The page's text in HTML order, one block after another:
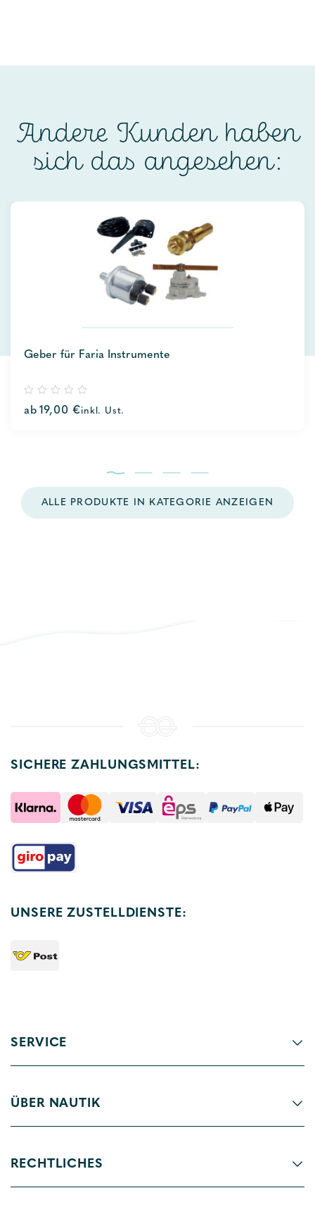
Andere Kunden haben
sich das angesehen:
Geber für Faria Instrumente
out
ab 19,00€inkl. Ust.
ALLE PRODUKTE IN KATEGORIE ANZEIGEN
SICHERE ZAHLUNGSMITTEL:
UNSERE ZUSTELLDIENSTE:
SERVICE
ÜBER NAUTIK
RECHTLICHES